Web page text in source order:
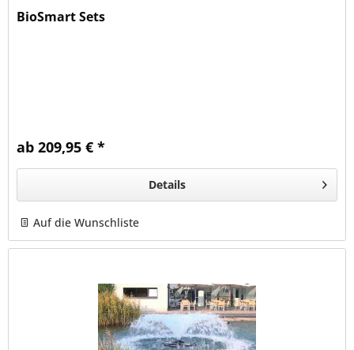
BioSmart Sets
ab 209,95 € *
Details
Auf die Wunschliste